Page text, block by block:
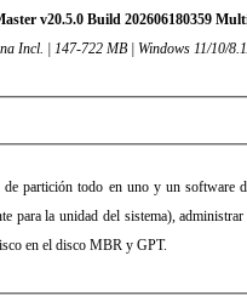
v20.5.0 Build 202606180359
Incl. | 147-722 MB | Windows 11/10/
partición todo en uno y un software
para la unidad del sistema),
en el disco MBR y GPT.